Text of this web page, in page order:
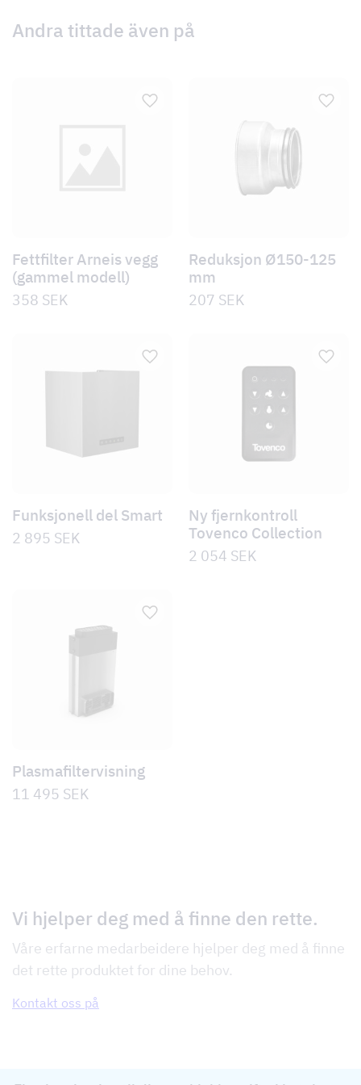
Andra tittade även på
Fettfilter Arneis vegg
(gammel modell)
358 SEK
Reduksjon Ø150-125
mm
207 SEK
Funksjonell del Smart
2 895 SEK
Ny fjernkontroll
Tovenco Collection
2 054 SEK
Plasmafiltervisning
11 495 SEK
Vi hjelper deg med å finne den rette.
Våre erfarne medarbeidere hjelper deg med å finne
det rette produktet for dine behov.
Kontakt oss på